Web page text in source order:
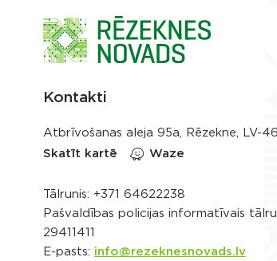
Kontakti
Atbrīvošanas aleja 95a, Rēzekne, LV-
Skatīt kartē
Waze
Tālrunis: +371 64622238
Pašvaldības policijas informatīvais
29411411
E-pasts: info@rezeknesnovads.lv